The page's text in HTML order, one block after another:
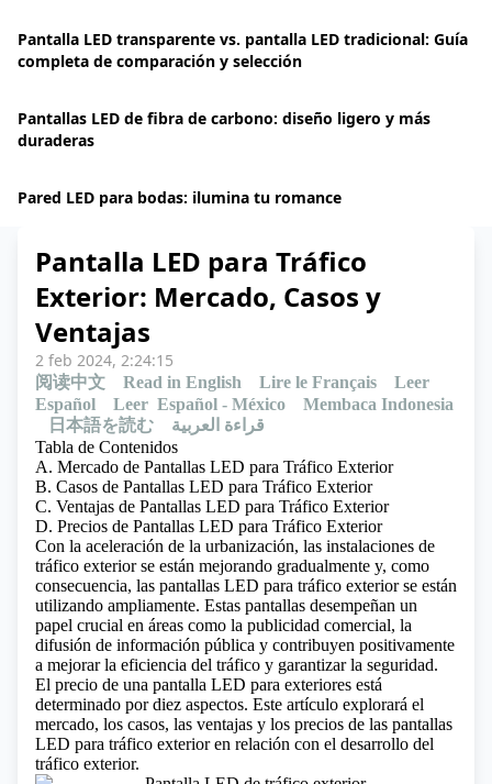
Pantalla LED transparente vs. pantalla LED tradicional: Guía
completa de comparación y selección
Pantallas LED de fibra de carbono: diseño ligero y más
duraderas
Pared LED para bodas: ilumina tu romance
Pantalla LED para Tráfico
Exterior: Mercado, Casos y
Ventajas
2 feb 2024, 2:24:15
阅读中文 Read in English Lire le Français
Leer
Español
Leer Español - México
Membaca Indonesia
日本語を読む
قراءة العربية
Tabla de Contenidos
A. Mercado de Pantallas LED para Tráfico Exterior
B. Casos de Pantallas LED para Tráfico Exterior
C. Ventajas de Pantallas LED para Tráfico Exterior
D. Precios de Pantallas LED para Tráfico Exterior
Con la aceleración de la urbanización, las instalaciones de
tráfico exterior se están mejorando gradualmente y, como
consecuencia, las pantallas LED para tráfico exterior se están
utilizando ampliamente. Estas pantallas desempeñan un
papel crucial en áreas como la publicidad comercial, la
difusión de información pública y contribuyen positivamente
a mejorar la eficiencia del tráfico y garantizar la seguridad.
El precio de una pantalla LED para exteriores está
determinado por diez aspectos. Este artículo explorará el
mercado, los casos, las ventajas y los precios de las pantallas
LED para tráfico exterior en relación con el desarrollo del
tráfico exterior.